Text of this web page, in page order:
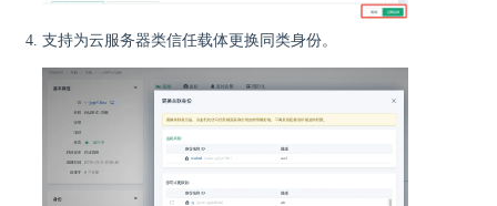
支持为云服务器类信任载体更换同类身份。